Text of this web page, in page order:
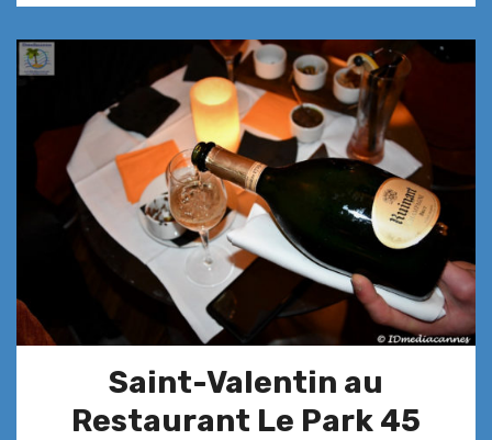
Saint-Valentin au
Restaurant Le Park 45